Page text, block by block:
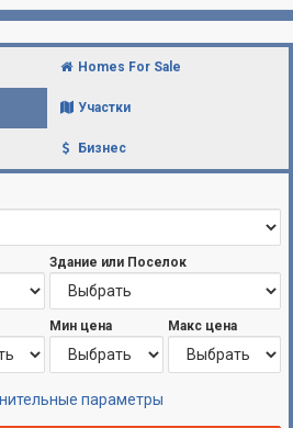
Homes For Sale
Участки
Бизнес
Здание или Поселок
Мин цена Макс цена
параметры